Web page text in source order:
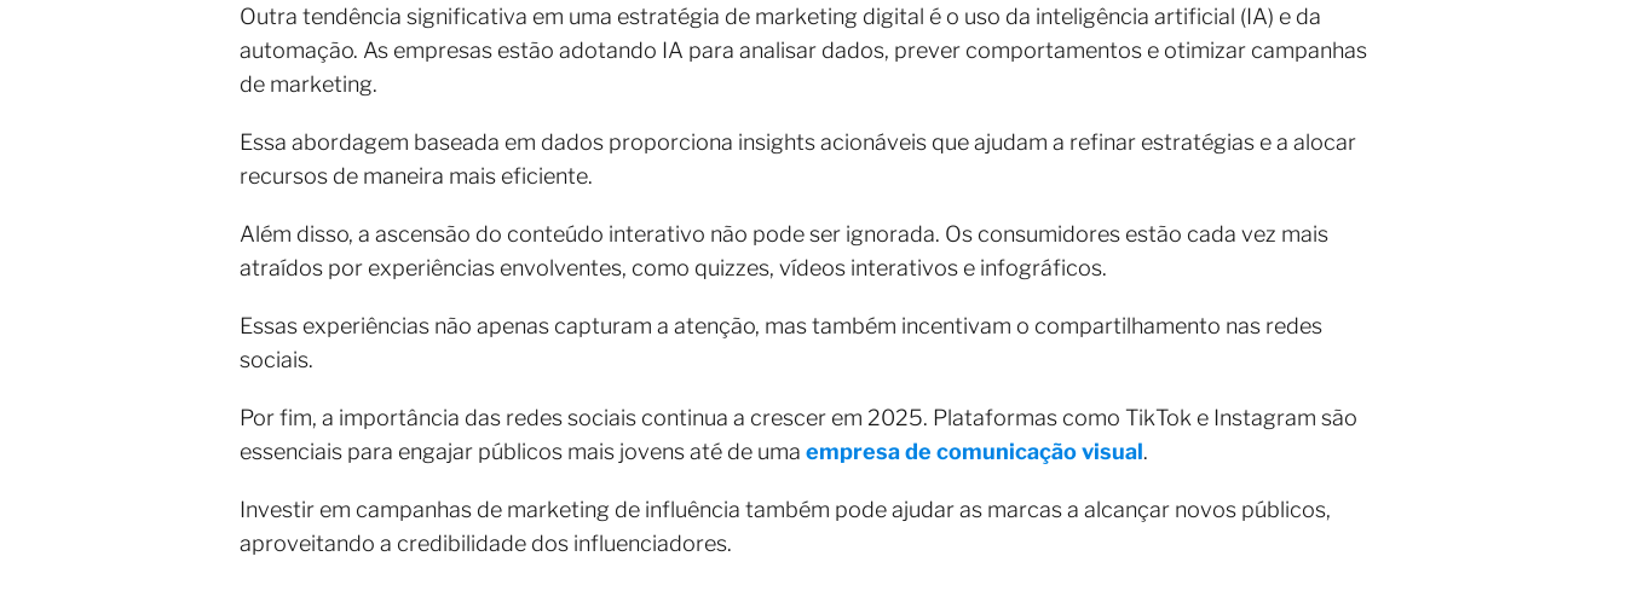
Outra tendência significativa em uma estratégia de marketing digital é o uso da inteligência artificial (IA) e da
automação. As empresas estão adotando IA para analisar dados, prever comportamentos e otimizar campanhas
de marketing.
Essa abordagem baseada em dados proporciona insights acionáveis que ajudam a refinar estratégias e a alocar
recursos de maneira mais eficiente.
Além disso, a ascensão do conteúdo interativo não pode ser ignorada. Os consumidores estão cada vez mais
atraídos por experiências envolventes, como quizzes, vídeos interativos e infográficos.
Essas experiências não apenas capturam a atenção, mas também incentivam o compartilhamento nas redes
sociais.
Por fim, a importância das redes sociais continua a crescer em 2025. Plataformas como TikTok e Instagram são
essenciais para engajar públicos mais jovens até de uma empresa de comunicação visual.
Investir em campanhas de marketing de influência também pode ajudar as marcas a alcançar novos públicos,
aproveitando a credibilidade dos influenciadores.